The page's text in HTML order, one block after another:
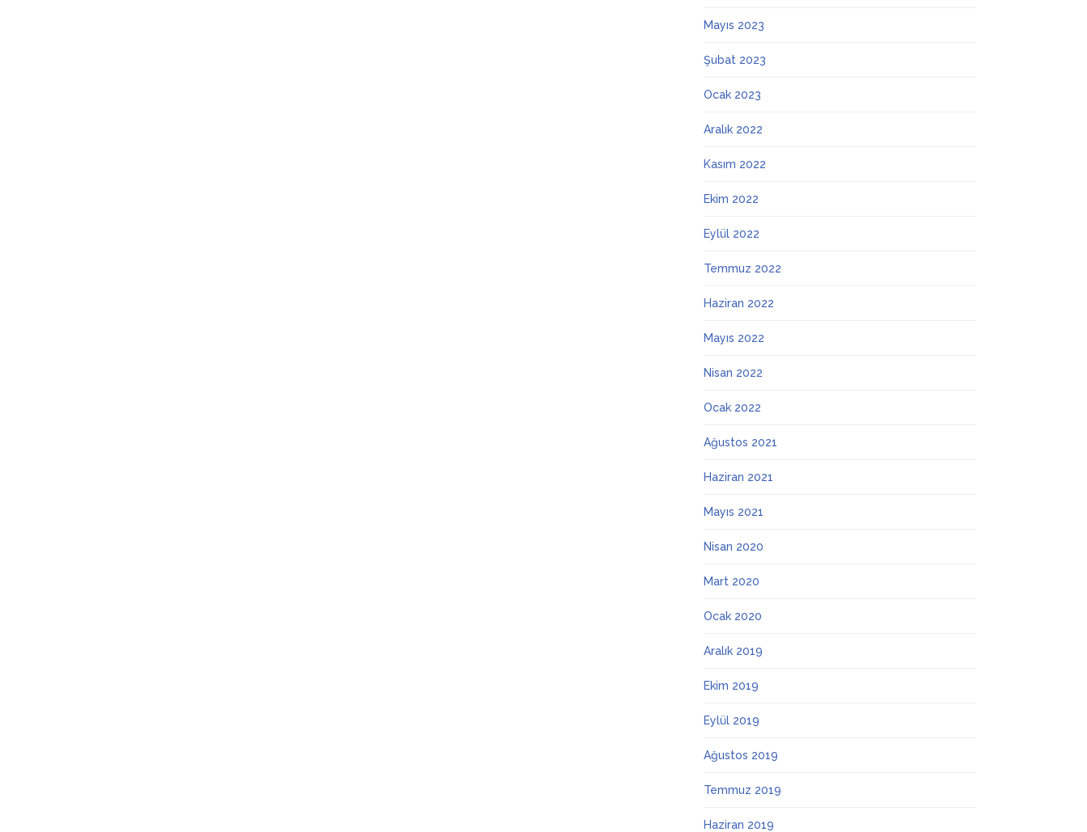
Mayıs 2023
Şubat 2023
Ocak 2023
Aralık 2022
Kasım 2022
Ekim 2022
Eylül 2022
Temmuz 2022
Haziran 2022
Mayıs 2022
Nisan 2022
Ocak 2022
Ağustos 2021
Haziran 2021
Mayıs 2021
Nisan 2020
Mart 2020
Ocak 2020
Aralık 2019
Ekim 2019
Eylül 2019
Ağustos 2019
Temmuz 2019
Haziran 2019